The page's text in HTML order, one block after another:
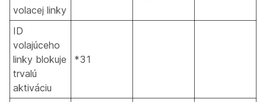
volacej linky
ID
volajúceho
linky blokuje
trvalú
aktiváciu
*31